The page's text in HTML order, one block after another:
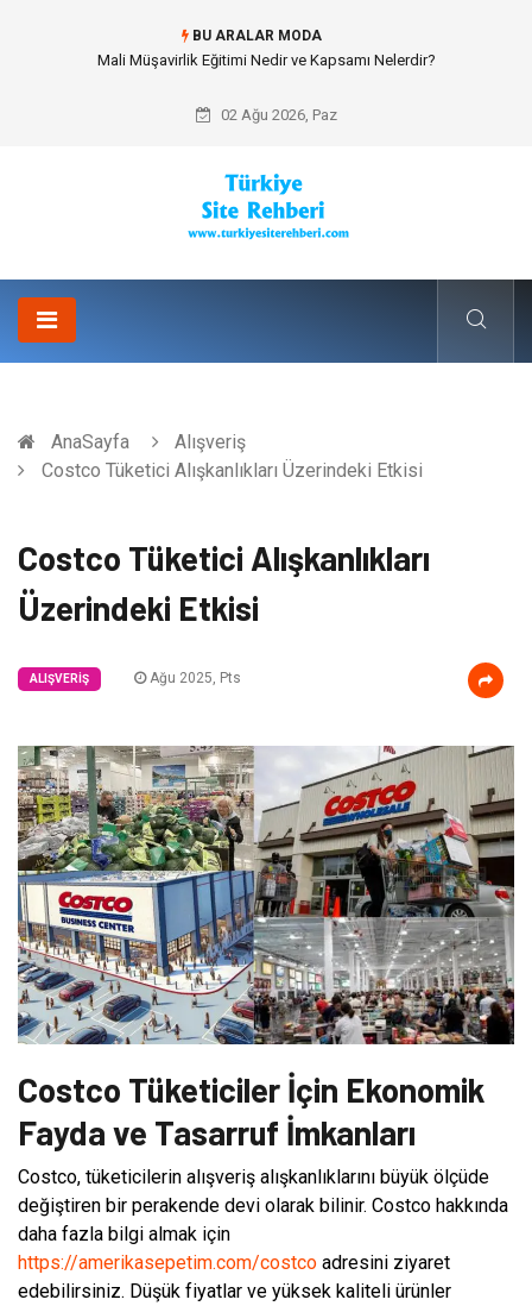
BU ARALAR MODA
Forma Yaptırma Girişimiyle Akademik Spor Topluluklarında Kurumsal
02 Ağu 2026, Paz
AnaSayfa
Alışveriş
Costco Tüketici Alışkanlıkları Üzerindeki Etkisi
Costco Tüketici Alışkanlıkları
Üzerindeki Etkisi
ALIŞVERIŞ Ağu 2025, Pts
Costco Tüketiciler İçin Ekonomik
Fayda ve Tasarruf İmkanları
Costco, tüketicilerin alışveriş alışkanlıklarını büyük ölçüde
değiştiren bir perakende devi olarak bilinir. Costco hakkında
daha fazla bilgi almak için
https://amerikasepetim.com/costco adresini ziyaret
edebilirsiniz. Düşük fiyatlar ve yüksek kaliteli ürünler